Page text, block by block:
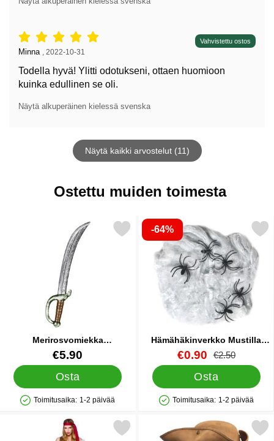
Arvostelu: 5 tähdet / 5, Vahvistettu ostos
Arvostelun kirjoittaja:
Minna 2022-10-31
Todella hyvä! Ylitti odotukseni, ottaen huomioon
kuinka edullinen se oli.
Näytä alkuperäinen kielessä svenska
Näytä kaikki arvostelut (11)
Ostettu muiden toimesta
Merirosvomiekka
Käärmekahvalla
Tuote.nro 22864
€5.90
Osta
Saatavuus: Varastossa
Toimitusaika: 1-2 päivää
Merkitse merirosvomiekka Käärmekahvalla suosikiksi
-64%
Hämähäkinverkko Mustilla
Hämähäkeillä 40g
Tuote.nro 38697
uusi hinta
€0.90 vanha hinta
€2.50
Osta
Saatavuus: Varastossa
Toimitusaika: 1-2 päivää
Merkitse hämähäkinverkko
caribbean Pirate Naamiaisasu Small suosikiksi
Merkitse